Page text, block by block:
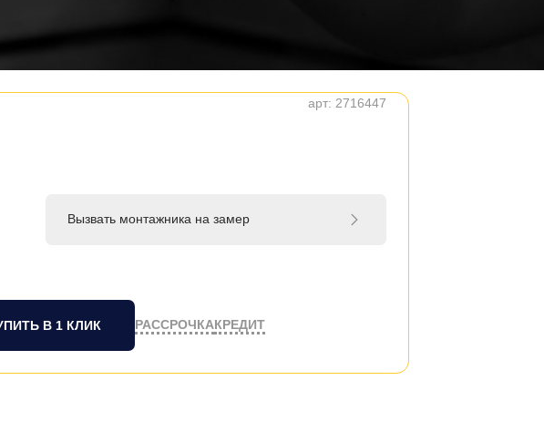
арт: 2716447
Вызвать монтажника на замер
В 1 КЛИК РАССРОЧКАКРЕДИТ